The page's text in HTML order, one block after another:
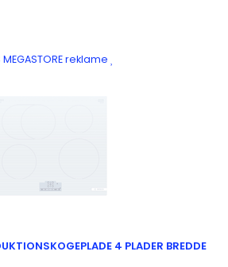
MEGASTORE reklame
4 PLADER BREDDE